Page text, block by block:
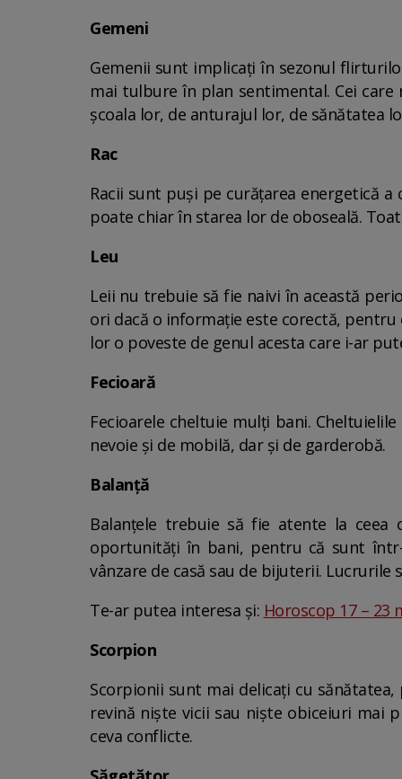
Gemeni
Gemenii sunt implicați în sezonul
mai tulbure în plan sentimental. Cei
școala lor, de anturajul lor, de sănătatea
Rac
Racii sunt puși pe curățarea energetică
poate chiar în starea lor de oboseală.
Leu
Leii nu trebuie să fie naivi în această
ori dacă o informație este corectă,
lor o poveste de genul acesta care i-ar
Fecioară
Fecioarele cheltuie mulți bani.
nevoie și de mobilă, dar și de garderobă.
Balanță
Balanțele trebuie să fie atente la ceea
oportunități în bani, pentru că sunt
vânzare de casă sau de bijuterii.
Te-ar putea interesa și: Horoscop 17 – 23
Scorpion
Scorpionii sunt mai delicați cu
revină niște vicii sau niște obiceiuri mai
ceva conflicte.